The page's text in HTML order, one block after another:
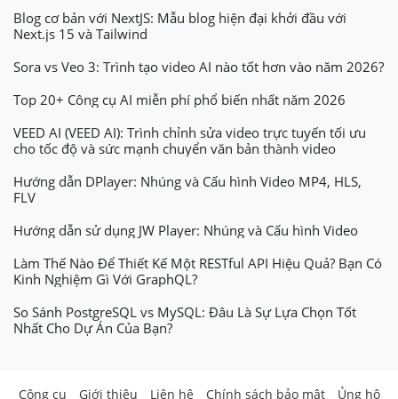
Blog cơ bản với NextJS: Mẫu blog hiện đại khởi đầu với
Next.js 15 và Tailwind
Sora vs Veo 3: Trình tạo video AI nào tốt hơn vào năm 2026?
Top 20+ Công cụ AI miễn phí phổ biến nhất năm 2026
VEED AI (VEED AI): Trình chỉnh sửa video trực tuyến tối ưu
cho tốc độ và sức mạnh chuyển văn bản thành video
Hướng dẫn DPlayer: Nhúng và Cấu hình Video MP4, HLS,
FLV
Hướng dẫn sử dụng JW Player: Nhúng và Cấu hình Video
Làm Thế Nào Để Thiết Kế Một RESTful API Hiệu Quả? Bạn Có
Kinh Nghiệm Gì Với GraphQL?
So Sánh PostgreSQL vs MySQL: Đâu Là Sự Lựa Chọn Tốt
Nhất Cho Dự Án Của Bạn?
Công cụ Giới thiệu Liên hệ Chính sách bảo mật Ủng hộ